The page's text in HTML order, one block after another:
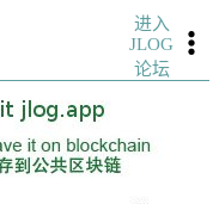
进入
JLOG
论坛